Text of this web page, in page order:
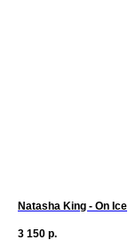
Natasha King - On Ice
3 150 р.